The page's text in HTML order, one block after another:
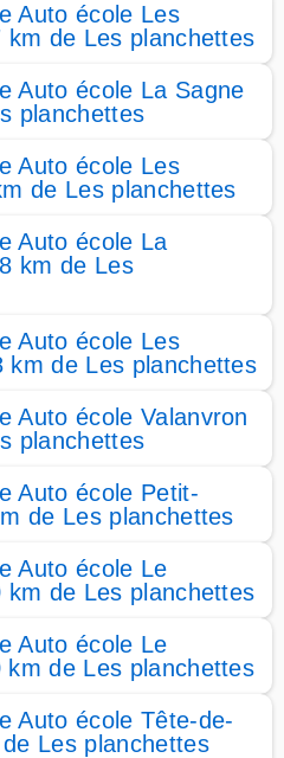
Auto école Les
de Les planchettes
Auto école La Sagne
planchettes
Auto école Les
de Les planchettes
Auto école La
km de Les
Auto école Les
km de Les planchettes
Auto école Valanvron
planchettes
Auto école Petit-
de Les planchettes
Auto école Le
de Les planchettes
Auto école Le
de Les planchettes
Auto école Tête-de-
Les planchettes